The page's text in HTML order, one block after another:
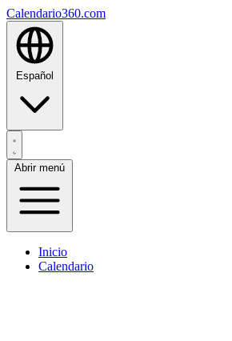
Calendario360.com
Español
Abrir menú
Inicio
Calendario